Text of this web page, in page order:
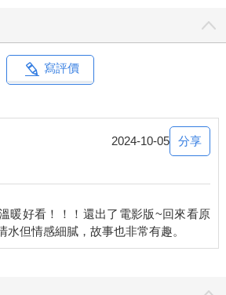
寫評價
2024-10-05 分享
暖好看！！！還出了電影版~回來看原